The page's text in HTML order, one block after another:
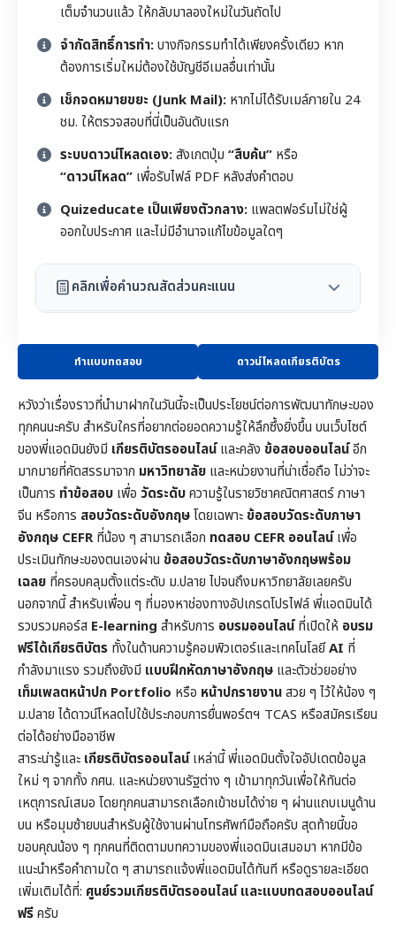
เต็มจำนวนแล้ว ให้กลับมาลองใหม่ในวันถัดไป
จำกัดสิทธิ์การทำ:บางกิจกรรมทำได้เพียงครั้งเดียว หาก
ต้องการเริ่มใหม่ต้องใช้บัญชีอีเมลอื่นเท่านั้น
เช็กจดหมายขยะ (Junk Mail): หากไม่ได้รับเมล์ภายใน 24
ชม. ให้ตรวจสอบที่นี่เป็นอันดับแรก
ระบบดาวน์โหลดเอง:สังเกตปุ่ม “สืบค้น” หรือ
“ดาวน์โหลด” เพื่อรับไฟล์ PDF หลังส่งคำตอบ
Quizeducate เป็นเพียงตัวกลาง: แพลตฟอร์มไม่ใช่ผู้
ออกใบประกาศ และไม่มีอำนาจแก้ไขข้อมูลใดๆ
คลิกเพื่อคำนวณสัดส่วนคะแนน
ทำแบบทดสอบ ดาวน์โหลดเกียรติบัตร
หวังว่าเรื่องราวที่นำมาฝากในวันนี้จะเป็นประโยชน์ต่อการพัฒนาทักษะของ
ทุกคนนะครับ สำหรับใครที่อยากต่อยอดความรู้ให้ลึกซึ้งยิ่งขึ้น บนเว็บไซต์
ของพี่แอดมินยังมี เกียรติบัตรออนไลน์และคลัง ข้อสอบออนไลน์อีก
มากมายที่คัดสรรมาจาก มหาวิทยาลัย และหน่วยงานที่น่าเชื่อถือ ไม่ว่าจะ
เป็นการ ทำข้อสอบ เพื่อ วัดระดับความรู้ในรายวิชาคณิตศาสตร์ภาษา
จีน หรือการ สอบวัดระดับอังกฤษโดยเฉพาะข้อสอบวัดระดับภาษา
อังกฤษ CEFRที่น้อง ๆ สามารถเลือก ทดสอบ CEFR ออนไลน์เพื่อ
ประเมินทักษะของตนเองผ่าน ข้อสอบวัดระดับภาษาอังกฤษพร้อม
เฉลย ที่ครอบคลุมตั้งแต่ระดับ ม.ปลาย ไปจนถึงมหาวิทยาลัยเลยครับ
นอกจากนี้ สำหรับเพื่อน ๆ ที่มองหาช่องทางอัปเกรดโปรไฟล์ พี่แอดมินได้
รวบรวมคอร์ส E-learning สำหรับการ อบรมออนไลน์ที่เปิดให้ อบรม
ฟรีได้เกียรติบัตร ทั้งในด้านความรู้คอมพิวเตอร์และเทคโนโลยีAI ที่
กำลังมาแรง รวมถึงยังมี แบบฝึกหัดภาษาอังกฤษ และตัวช่วยอย่าง
เท็มเพลตหน้าปก Portfolio หรือ หน้าปกรายงานสวย ๆ ไว้ให้น้อง ๆ
ม.ปลาย ได้ดาวน์โหลดไปใช้ประกอบการยื่นพอร์ตฯ TCAS หรือสมัครเรียน
ต่อได้อย่างมืออาชีพ
สาระน่ารู้และ เกียรติบัตรออนไลน์เหล่านี้ พี่แอดมินตั้งใจอัปเดตข้อมูล
ใหม่ ๆ จากทั้ง กศน. และหน่วยงานรัฐต่าง ๆ เข้ามาทุกวันเพื่อให้ทันต่อ
เหตุการณ์เสมอ โดยทุกคนสามารถเลือกเข้าชมได้ง่าย ๆ ผ่านแถบเมนูด้าน
บน หรือมุมซ้ายบนสำหรับผู้ใช้งานผ่านโทรศัพท์มือถือครับ สุดท้ายนี้ขอ
ขอบคุณน้อง ๆ ทุกคนที่ติดตามบทความของพี่แอดมินเสมอมา หากมีข้อ
แนะนำหรือคำถามใด ๆ สามารถแจ้งพี่แอดมินได้ทันที หรือดูรายละเอียด
เพิ่มเติมได้ที่: ศูนย์รวมเกียรติบัตรออนไลน์ และแบบทดสอบออนไลน์
ฟรีครับ